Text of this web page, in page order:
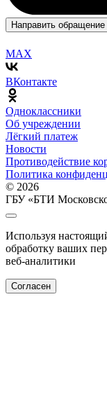
Направить обращение
MAX
ВКонтакте
Одноклассники
Об учреждении
Лёгкий платеж
Новости
Противодействие
Политика
© 2026
ГБУ «БТИ
Используя
обработку ваших
веб-аналитики
Согласен